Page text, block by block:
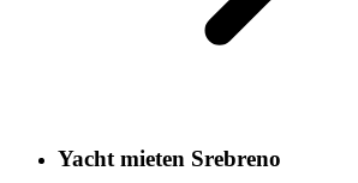
Yacht mieten Srebreno